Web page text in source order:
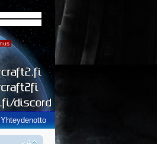
Yhteydenotto